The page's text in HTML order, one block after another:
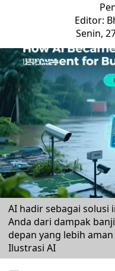
Editor:
Senin,
AI hadir sebagai
Anda dari dampak
depan yang lebih
Ilustrasi AI